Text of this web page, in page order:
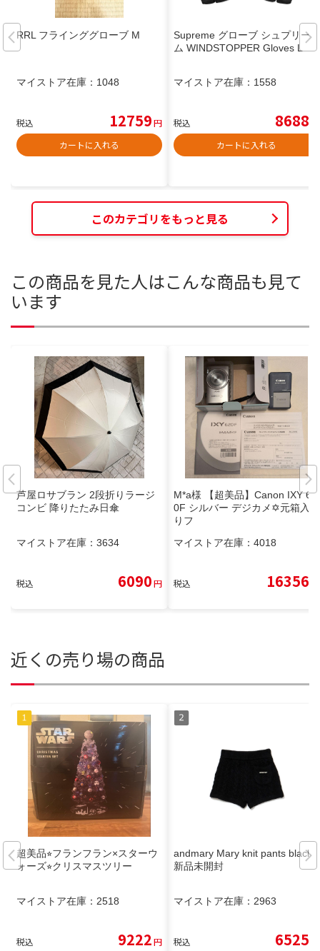
RRL フラインググローブ M
マイストア在庫： 1048
税込 12759円
カートに入れる
Supreme グローブ シュプリー
ム WINDSTOPPER Gloves L
マイストア在庫： 1558
税込 8688
カートに入れる
このカテゴリをもっと見る
この商品を見た人はこんな商品も見て
います
芦屋ロサブラン 2段折りラージ
コンビ 降りたたみ日傘
マイストア在庫： 3634
税込 6090円
M*a様 【超美品】Canon IXY 62
0F シルバー デジカメ✡元箱入
りフ
マイストア在庫： 4018
税込 16356
近くの売り場の商品
超美品⭐︎フランフラン×スターウ
ォーズ⭐︎クリスマスツリー
マイストア在庫： 2518
税込 9222円
andmary Mary knit pants black
新品未開封
マイストア在庫： 2963
税込 6525